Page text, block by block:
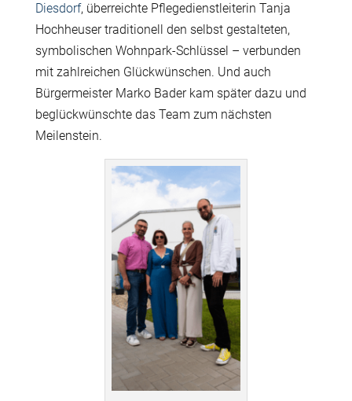
Diesdorf, überreichte Pflegedienstleiterin Tanja
Hochheuser traditionell den selbst gestalteten,
symbolischen Wohnpark-Schlüssel – verbunden
mit zahlreichen Glückwünschen. Und auch
Bürgermeister Marko Bader kam später dazu und
beglückwünschte das Team zum nächsten
Meilenstein.